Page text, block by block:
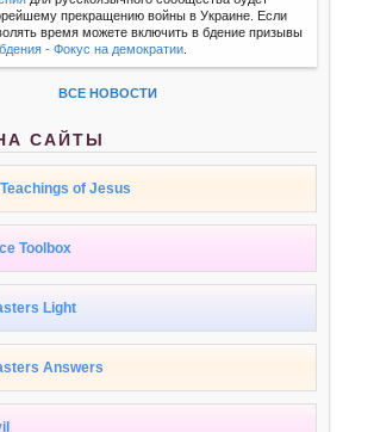
прекращению войны в Украине. Если
время можете включить в бдение призывы
- Фокус на демократии
ВСЕ НОВОСТИ
САЙТЫ
of Jesus
Toolbox
Light
Answers